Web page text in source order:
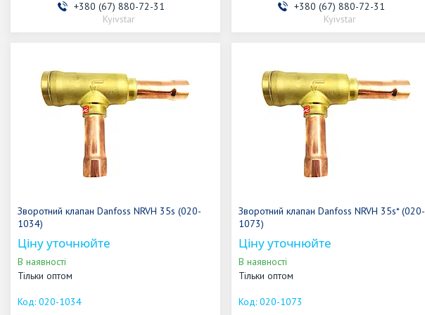
+380 (67) 880-72-31
Kyivstar
+380 (67) 880-72-31
Kyivstar
Зворотний клапан Danfoss NRVH 35s (020-
1034)
Ціну уточнюйте
В наявності
Тільки оптом
020-1034
Зворотний клапан Danfoss NRVH 35s* (020-
1073)
Ціну уточнюйте
В наявності
Тільки оптом
020-1073